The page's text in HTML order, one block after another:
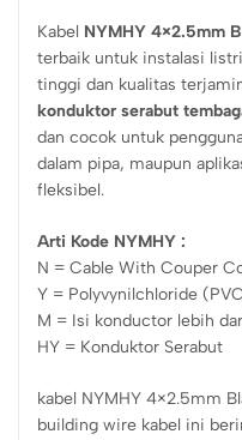
Kabel NYMHY 4×2.5mm
terbaik untuk instalasi
tinggi dan kualitas
konduktor serabut
dan cocok untuk
dalam pipa, maupun
fleksibel.
Arti Kode NYMHY :
N = Cable With Couper
Y = Polyvynilchloride
M = Isi konductor lebih
HY = Konduktor Serabut
kabel NYMHY 4×2.5mm
building wire kabel ini